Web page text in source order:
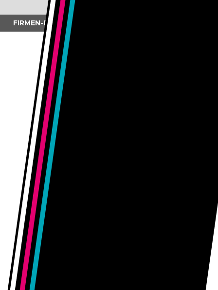
naef macht sichtbar durfte einen frischen,
einprägsamen visuellen auftritt gestalten! die...
FIRMEN-BROSCHÜRE FÜR HANDELS KERZENATELIER
für das handel kerzenatelier haben wir bei naef
macht sichtbar nicht nur ein einzigartiges...